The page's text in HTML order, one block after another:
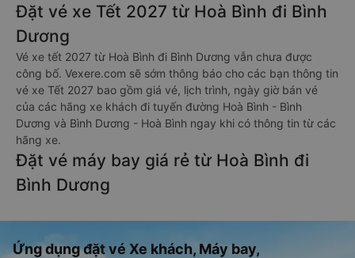
Đặt vé xe Tết 2027 từ Hoà Bình đi Bình
Dương
Vé xe tết 2027 từ Hoà Bình đi Bình Dương vẫn chưa được
công bố. Vexere.com sẽ sớm thông báo cho các bạn thông tin
vé xe Tết 2027 bao gồm giá vé, lịch trình, ngày giờ bán vé
của các hãng xe khách đi tuyến đường Hoà Bình - Bình
Dương và Bình Dương - Hoà Bình ngay khi có thông tin từ các
hãng xe.
Đặt vé máy bay giá rẻ từ Hoà Bình đi
Bình Dương
Ứng dụng đặt vé Xe khách, Máy bay,